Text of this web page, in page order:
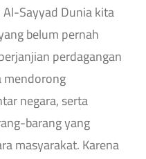
Sayyad Dunia kita
belum pernah
perdagangan
mendorong
negara, serta
barang yang
masyarakat. Karena